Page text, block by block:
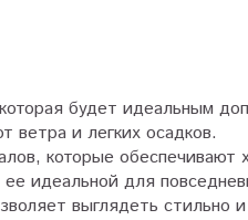
будет идеальным
ветра и легких осадков.
которые
идеальной для
выглядеть стильно